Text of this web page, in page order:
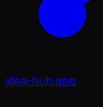
idea-hub.app